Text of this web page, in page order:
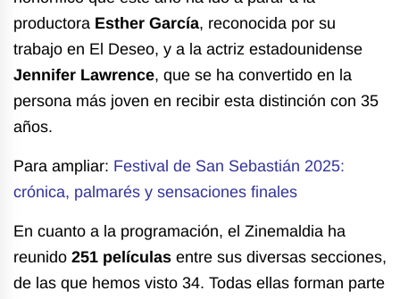
productora Esther García, reconocida por su
trabajo en El Deseo, y a la actriz estadounidense
Jennifer Lawrence, que se ha convertido en la
persona más joven en recibir esta distinción con 35
años.
Para ampliar: Festival de San Sebastián 2025:
crónica, palmarés y sensaciones finales
En cuanto a la programación, el Zinemaldia ha
reunido 251 películas entre sus diversas secciones,
de las que hemos visto 34. Todas ellas forman parte